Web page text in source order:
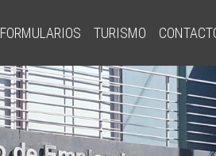
FORMULARIOS TURISMO